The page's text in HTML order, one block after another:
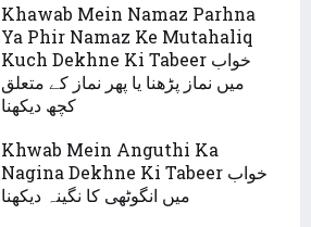
Khawab Mein Namaz Parhna
Ya Phir Namaz Ke Mutahaliq
Kuch Dekhne Ki Tabeer خواب
میں نماز پڑھنا یا پھر نماز کے متعلق
کچھ دیکھنا
Khwab Mein Anguthi Ka
Nagina Dekhne Ki Tabeer خواب
میں انگوٹھی کا نگینہ دیکھنا